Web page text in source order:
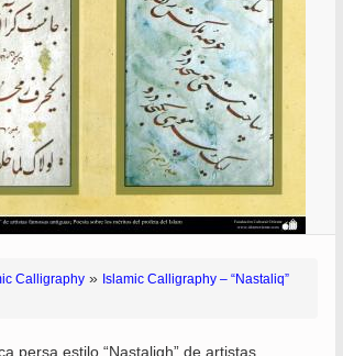
Calligraphy » Islamic Calligraphy – “Nastaliq”
persa estilo “Nastaligh” de artistas